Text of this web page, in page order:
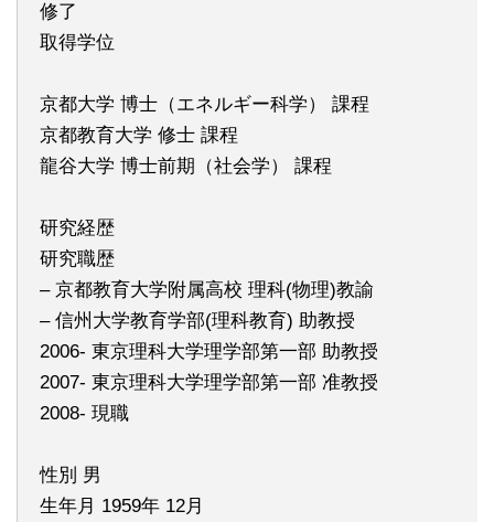
修了
取得学位
京都大学 博士（エネルギー科学） 課程
京都教育大学 修士 課程
龍谷大学 博士前期（社会学） 課程
研究経歴
研究職歴
– 京都教育大学附属高校 理科(物理)教諭
– 信州大学教育学部(理科教育) 助教授
2006- 東京理科大学理学部第一部 助教授
2007- 東京理科大学理学部第一部 准教授
2008- 現職
性別 男
生年月 1959年 12月